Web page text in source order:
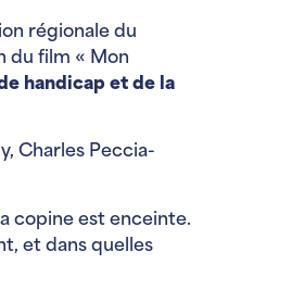
régionale du
du film « Mon
handicap et de la
Charles Peccia-
copine est enceinte.
et dans quelles